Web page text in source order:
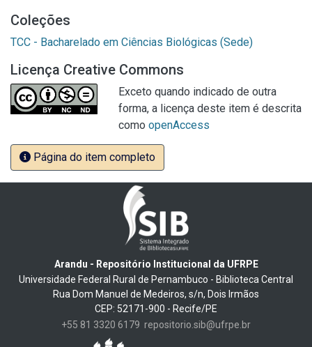
Coleções
TCC - Bacharelado em Ciências Biológicas (Sede)
Licença Creative Commons
Exceto quando indicado de outra
forma, a licença deste item é descrita
como openAccess
Página do item completo
Arandu - Repositório Institucional da UFRPE
Universidade Federal Rural de Pernambuco - Biblioteca Central
Rua Dom Manuel de Medeiros, s/n, Dois Irmãos
CEP: 52171-900 - Recife/PE
+55 81 3320 6179 repositorio.sib@ufrpe.br